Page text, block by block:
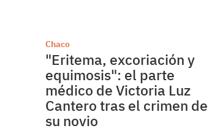
Chaco
"Eritema, excoriación y
equimosis": el parte
médico de Victoria Luz
Cantero tras el crimen de
su novio